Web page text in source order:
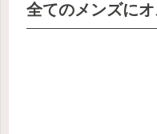
全てのメンズにオ